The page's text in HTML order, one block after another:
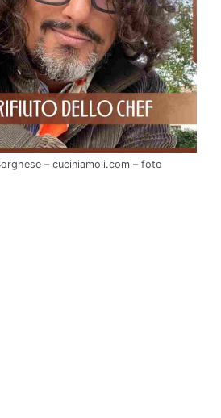
– cuciniamoli.com – foto